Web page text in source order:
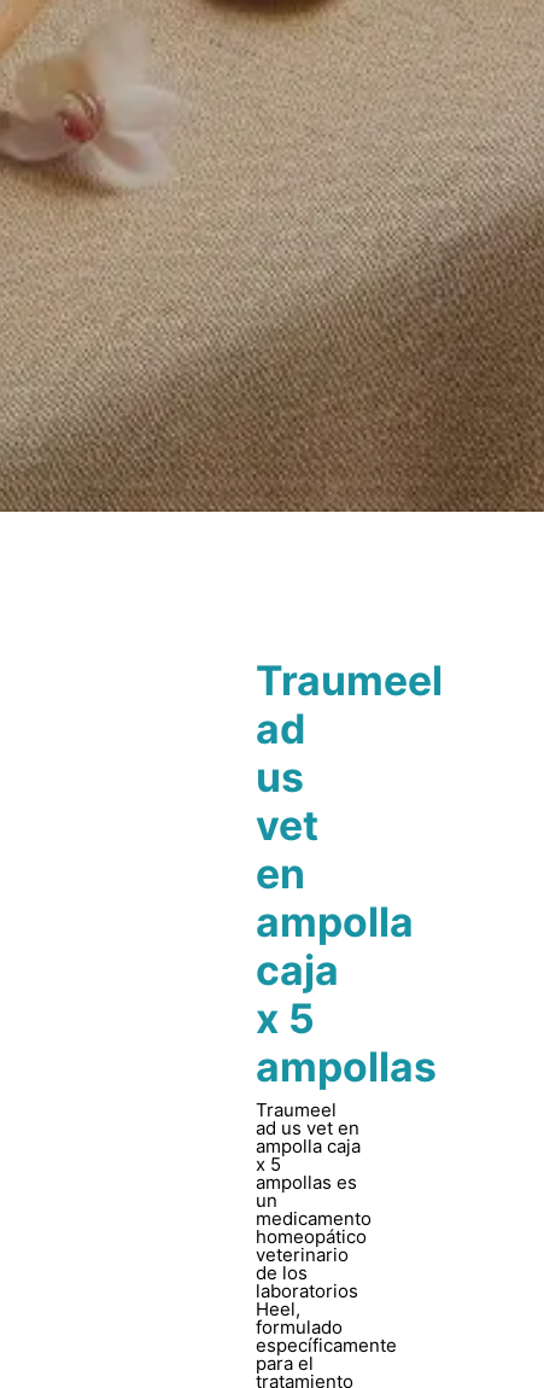
Traumeel
ad
us
vet
en
ampolla
caja
x 5
ampollas
Traumeel
ad us vet en
ampolla caja
x 5
ampollas es
un
medicamento
homeopático
veterinario
de los
laboratorios
Heel,
formulado
específicamente
para el
tratamiento